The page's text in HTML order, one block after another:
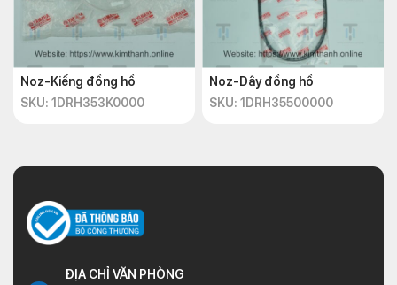
Noz-Kiếng đồng hồ
SKU: 1DRH353K0000
Noz-Dây đồng hồ
SKU: 1DRH35500000
ĐỊA CHỈ VĂN PHÒNG